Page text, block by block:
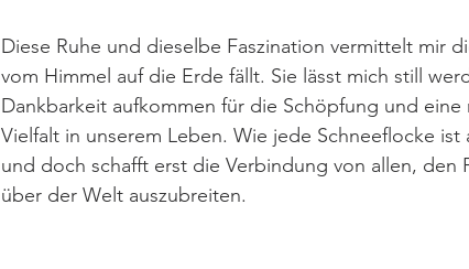
Diese Ruhe und dieselbe Faszination vermittelt mir
vom Himmel auf die Erde fällt. Sie lässt mich still
Dankbarkeit aufkommen für die Schöpfung und
Vielfalt in unserem Leben. Wie jede Schneeflocke
und doch schafft erst die Verbindung von allen, den
über der Welt auszubreiten.